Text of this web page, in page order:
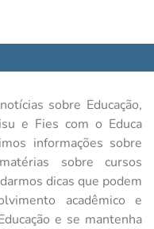
sobre Educação,
e Fies com o Educa
informações sobre
sobre cursos
dicas que podem
acadêmico e
e se mantenha